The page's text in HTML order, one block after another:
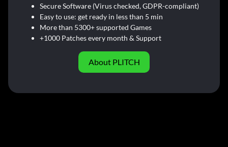
Secure Software (Virus checked, GDPR-compliant)
Easy to use: get ready in less than 5 min
More than 5300+ supported Games
+1000 Patches every month & Support
About PLITCH